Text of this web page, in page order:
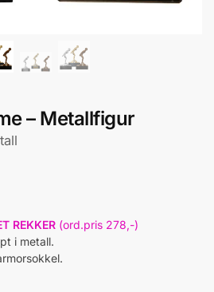
– Metallfigur
REKKER (ord.pris 278,-)
i metall.